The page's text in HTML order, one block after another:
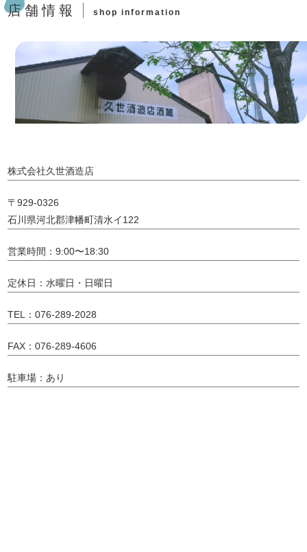
店舗情報 shop information
株式会社久世酒造店
〒929-0326
石川県河北郡津幡町清水イ122
営業時間：9:00〜18:30
定休日：水曜日・日曜日
TEL：076-289-2028
FAX：076-289-4606
駐車場：あり